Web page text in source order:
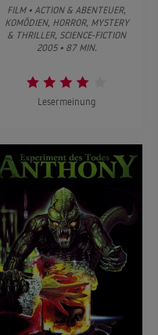
FILM • ACTION & ABENTEUER,
KOMÖDIEN, HORROR, MYSTERY
& THRILLER, SCIENCE-FICTION
2005 • 87 MIN.
Lesermeinung